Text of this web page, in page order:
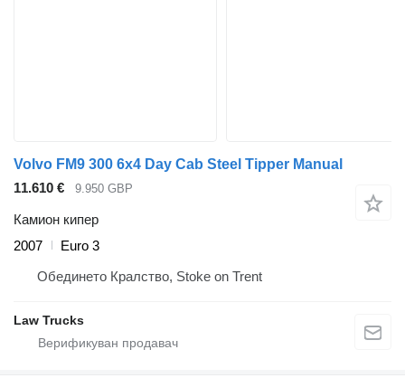
Volvo FM9 300 6x4 Day Cab Steel Tipper Manual
11.610 €
9.950 GBP
Камион кипер
2007
Euro 3
Обединето Кралство, Stoke on Trent
Law Trucks